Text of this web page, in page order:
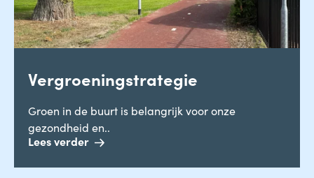
Vergroeningstrategie
Groen in de buurt is belangrijk voor onze
gezondheid en..
Lees verder